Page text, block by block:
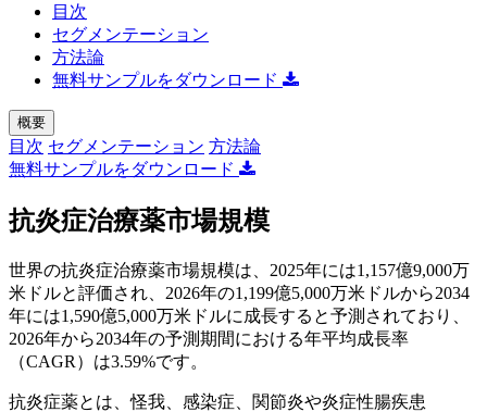
目次
セグメンテーション
方法論
無料サンプルをダウンロード
概要
目次 セグメンテーション 方法論
無料サンプルをダウンロード
抗炎症治療薬市場規模
世界の抗炎症治療薬市場規模は、2025年には1,157億9,000万
米ドルと評価され、2026年の1,199億5,000万米ドルから2034
年には1,590億5,000万米ドルに成長すると予測されており、
2026年から2034年の予測期間における年平均成長率
（CAGR）は3.59%です。
抗炎症薬とは、怪我、感染症、関節炎や炎症性腸疾患